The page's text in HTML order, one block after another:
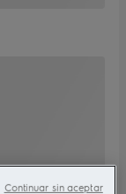
Continuar sin aceptar